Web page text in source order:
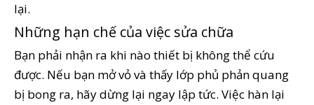
lại.
Những hạn chế của việc sửa chữa
Bạn phải nhận ra khi nào thiết bị không thể cứu
được. Nếu bạn mở vỏ và thấy lớp phủ phản quang
bị bong ra, hãy dừng lại ngay lập tức. Việc hàn lại